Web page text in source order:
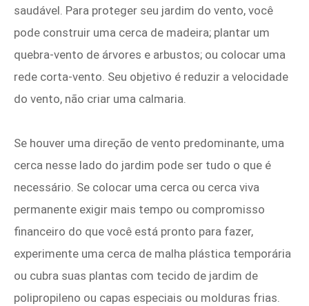
saudável. Para proteger seu jardim do vento, você
pode construir uma cerca de madeira; plantar um
quebra-vento de árvores e arbustos; ou colocar uma
rede corta-vento. Seu objetivo é reduzir a velocidade
do vento, não criar uma calmaria.
Se houver uma direção de vento predominante, uma
cerca nesse lado do jardim pode ser tudo o que é
necessário. Se colocar uma cerca ou cerca viva
permanente exigir mais tempo ou compromisso
financeiro do que você está pronto para fazer,
experimente uma cerca de malha plástica temporária
ou cubra suas plantas com tecido de jardim de
polipropileno ou capas especiais ou molduras frias.